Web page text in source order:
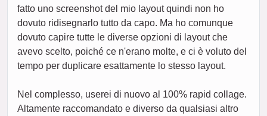
fatto uno screenshot del mio layout quindi non ho
dovuto ridisegnarlo tutto da capo. Ma ho comunque
dovuto capire tutte le diverse opzioni di layout che
avevo scelto, poiché ce n'erano molte, e ci è voluto del
tempo per duplicare esattamente lo stesso layout.
Nel complesso, userei di nuovo al 100% rapid collage.
Altamente raccomandato e diverso da qualsiasi altro